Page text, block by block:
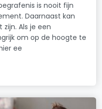
is nooit fijn
Daarnaast kan
Als je een
om op de hoogte te
ee